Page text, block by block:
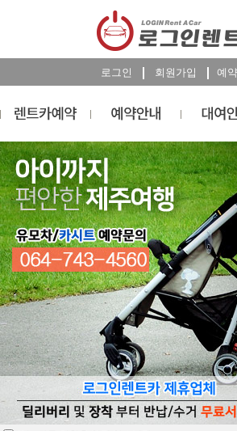
로그인 회원가입 예
렌트카예약
RESERVATION
렌트카 예약하기
오늘 하루 이창을 열지 않습니다.
오늘 하루 이창을 열지 않습니다.
오늘 하루 이창을 열지 않습니다.